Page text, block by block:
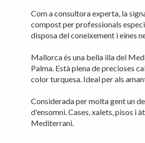
Com a consultora experta, la
compost per professionals
disposa del coneixement i eines
Mallorca és una bella illa del
Palma. Està plena de precioses
color turquesa. Ideal per als
Considerada per molta gent un
d'ensomni. Cases, xalets, pisos i
Mediterrani.